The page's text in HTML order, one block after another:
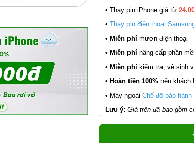
• Thay pin iPhone giá từ
• Thay pin điện thoại
• Miễn phí mượn điện thoại
• Miễn phí nâng cấp phần
• Miễn phí kiểm tra, vệ sinh
• Hoàn tiền 100% nếu khách
• Máy ngoài Chế độ bảo hành
Lưu ý: Giá trên đã bao gồm